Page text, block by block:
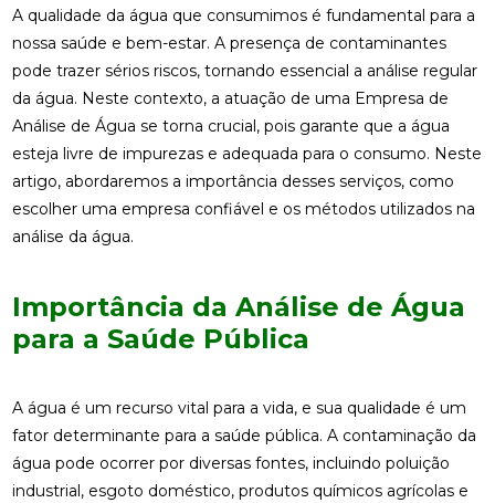
A qualidade da água que consumimos é fundamental para a
nossa saúde e bem-estar. A presença de contaminantes
pode trazer sérios riscos, tornando essencial a análise regular
da água. Neste contexto, a atuação de uma Empresa de
Análise de Água se torna crucial, pois garante que a água
esteja livre de impurezas e adequada para o consumo. Neste
artigo, abordaremos a importância desses serviços, como
escolher uma empresa confiável e os métodos utilizados na
análise da água.
Importância da Análise de Água
para a Saúde Pública
A água é um recurso vital para a vida, e sua qualidade é um
fator determinante para a saúde pública. A contaminação da
água pode ocorrer por diversas fontes, incluindo poluição
industrial, esgoto doméstico, produtos químicos agrícolas e